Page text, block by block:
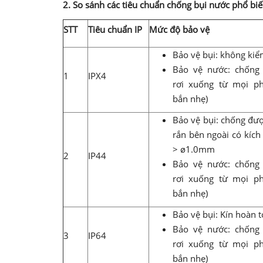
2. So sánh các tiêu chuẩn chống bụi nước phổ
STT Tiêu chuẩn IP Mức độ bảo vệ
1 IPX4
Bảo vệ bụi: không
Bảo vệ nước:
rơi xuống từ mọi
bắn nhẹ)
2 IP44
Bảo vệ bụi: chống
rắn bên ngoài có
> ø1.0mm
Bảo vệ nước:
rơi xuống từ mọi
bắn nhẹ)
3 IP64
Bảo vệ bụi: Kín hoàn
Bảo vệ nước:
rơi xuống từ mọi
bắn nhẹ)